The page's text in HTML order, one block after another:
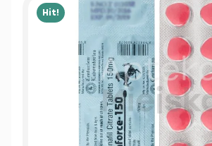
Hit!